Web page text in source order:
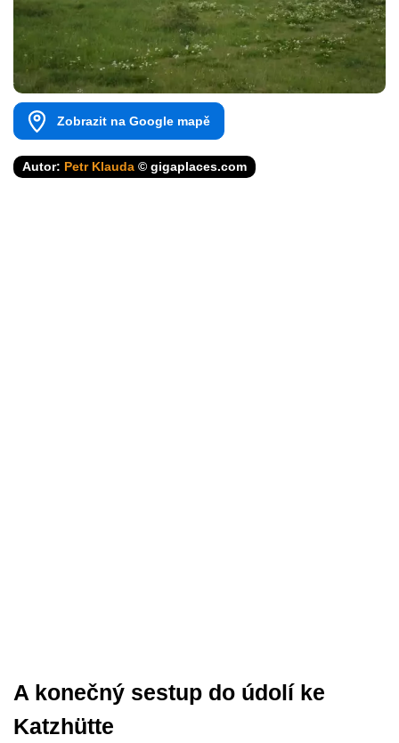
Zobrazit na Google mapě
Autor: Petr Klauda © gigaplaces.com
A konečný sestup do údolí ke
Katzhütte